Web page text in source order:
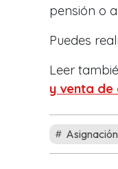
pensión o
Puedes
Leer
y venta